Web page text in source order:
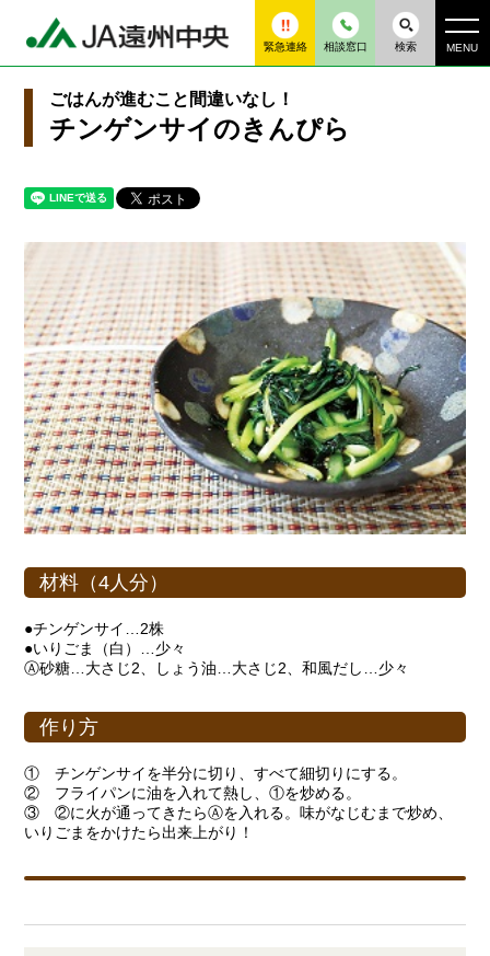
緊急連絡 相談窓口 検索 MENU
ごはんが進むこと間違いなし！
チンゲンサイのきんぴら
材料（4人分）
●チンゲンサイ…2株
●いりごま（白）…少々
Ⓐ砂糖…大さじ2、しょう油…大さじ2、和風だし…少々
作り方
① チンゲンサイを半分に切り、すべて細切りにする。
② フライパンに油を入れて熱し、①を炒める。
③ ②に火が通ってきたらⒶを入れる。味がなじむまで炒め、
いりごまをかけたら出来上がり！